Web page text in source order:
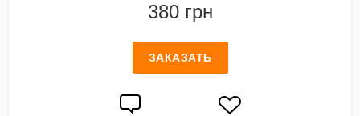
380 грн
ЗАКАЗАТЬ